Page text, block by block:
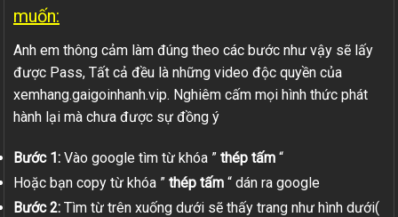
muốn:
Anh em thông cảm làm đúng theo các bước như vậy sẽ lấy
được Pass, Tất cả đều là những video độc quyền của
xemhang.gaigoinhanh.vip. Nghiêm cấm mọi hình thức phát
hành lại mà chưa được sự đồng ý
Bước 1: Vào google tìm từ khóa ” thép tấm “
Hoặc bạn copy từ khóa ” thép tấm “ dán ra google
Bước 2: Tìm từ trên xuống dưới sẽ thấy trang như hình dưới(